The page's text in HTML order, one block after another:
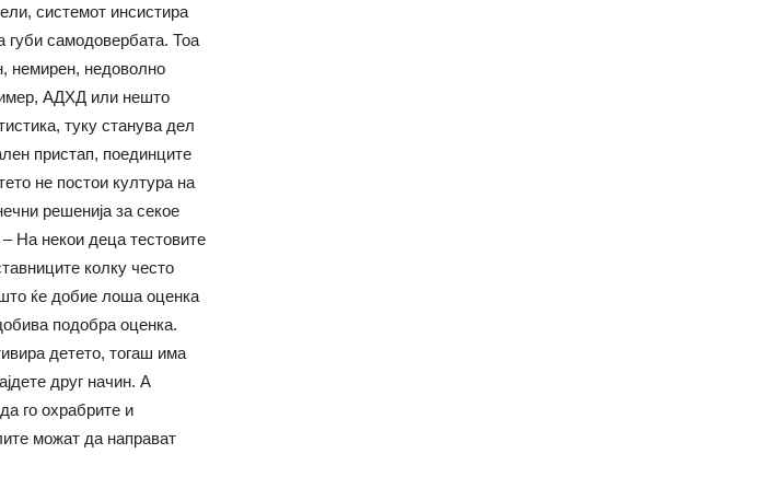
системот инсистира
губи самодовербата. Тоа
немирен, недоволно
АДХД или нешто
туку станува дел
пристап, поединците
не постои култура на
решенија за секое
На некои деца тестовите
колку често
ќе добие лоша оценка
подобра оценка.
детето, тогаш има
друг начин. А
го охрабрите и
можат да направат